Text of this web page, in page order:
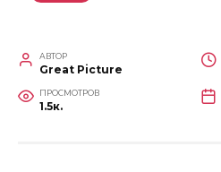
АВТОР
Great Picture
ПРОСМОТРОВ
1.5к.